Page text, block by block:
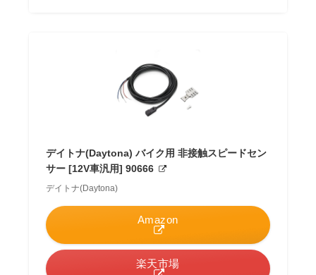
デイトナ(Daytona) バイク用 非接触スピードセン
サー [12V車汎用] 90666
デイトナ(Daytona)
Amazon
楽天市場